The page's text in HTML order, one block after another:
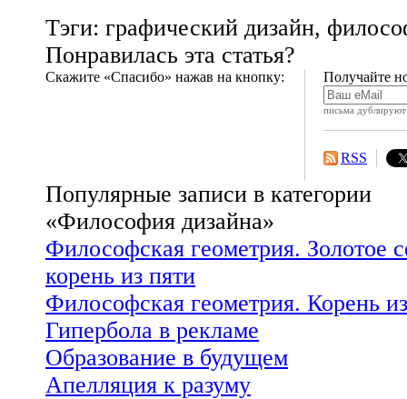
Тэги: графический дизайн,
Понравилась эта статья?
Скажите «Спасибо» нажав на кнопку: Получайте
письма дублируют
RSS
Популярные записи в категории
«Философия дизайна»
Философская геометрия. Золотое
корень из пяти
Философская геометрия. Корень
Гипербола в рекламе
Образование в будущем
Апелляция к разуму